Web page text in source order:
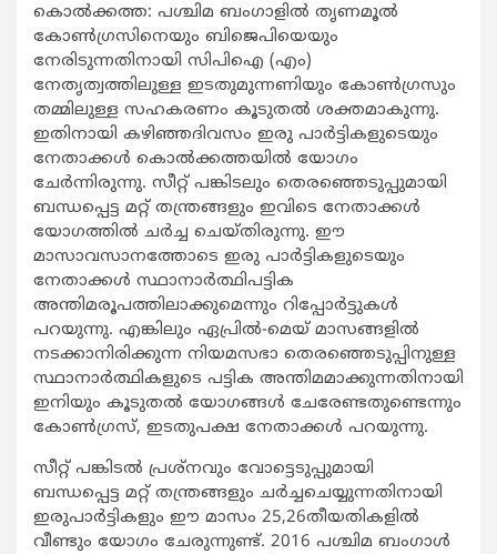
കൊല്‍ക്കത്ത: പശ്ചിമ ബംഗാളില്‍ തൃണമൂല്‍
കോണ്‍ഗ്രസിനെയും ബിജെപിയെയും
നേരിടുന്നതിനായി സിപിഐ (എം)
നേതൃത്വത്തിലുള്ള ഇടതുമുന്നണിയും കോണ്‍ഗ്രസും
തമ്മിലുള്ള സഹകരണം കൂടുതല്‍ ശക്തമാകുന്നു.
ഇതിനായി കഴിഞ്ഞദിവസം ഇരു പാര്‍ട്ടികളുടെയും
നേതാക്കള്‍ കൊല്‍ക്കത്തയില്‍ യോഗം
ചേര്‍ന്നിരുന്നു. സീറ്റ് പങ്കിടലും തെരഞ്ഞെടുപ്പുമായി
ബന്ധപ്പെട്ട മറ്റ് തന്ത്രങ്ങളും ഇവിടെ നേതാക്കള്‍
യോഗത്തില്‍ ചര്‍ച്ച ചെയ്തിരുന്നു. ഈ
മാസാവസാനത്തോടെ ഇരു പാര്‍ട്ടികളുടെയും
നേതാക്കള്‍ സ്ഥാനാര്‍ത്ഥിപട്ടിക
അന്തിമരൂപത്തിലാക്കുമെന്നും റിപ്പോര്‍ട്ടുകള്‍
പറയുന്നു. എങ്കിലും ഏപ്രില്‍-മെയ് മാസങ്ങളില്‍
നടക്കാനിരിക്കുന്ന നിയമസഭാ തെരഞ്ഞെടുപ്പിനുള്ള
സ്ഥാനാര്‍ത്ഥികളുടെ പട്ടിക അന്തിമമാക്കുന്നതിനായി
ഇനിയും കൂടുതല്‍ യോഗങ്ങള്‍ ചേരേണ്ടതുണ്ടെന്നും
കോണ്‍ഗ്രസ്, ഇടതുപക്ഷ നേതാക്കള്‍ പറയുന്നു.
സീറ്റ് പങ്കിടല്‍ പ്രശ്‌നവും വോട്ടെടുപ്പുമായി
ബന്ധപ്പെട്ട മറ്റ് തന്ത്രങ്ങളും ചര്‍ച്ചചെയ്യുന്നതിനായി
ഇരുപാര്‍ട്ടികളും ഈ മാസം 25,26തീയതികളില്‍
വീണ്ടും യോഗം ചേരുന്നുണ്ട്. 2016 പശ്ചിമ ബംഗാള്‍